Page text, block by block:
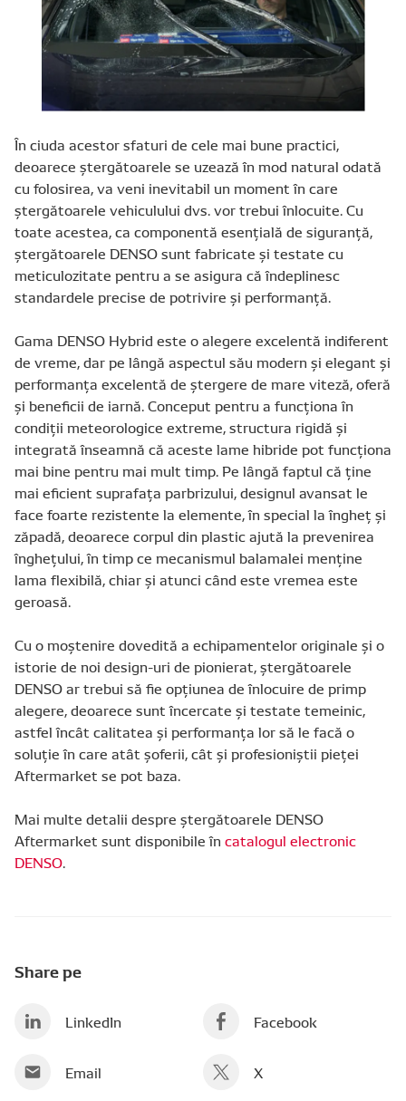
În ciuda acestor sfaturi de cele mai bune practici,
deoarece ștergătoarele se uzează în mod natural odată
cu folosirea, va veni inevitabil un moment în care
ștergătoarele vehiculului dvs. vor trebui înlocuite. Cu
toate acestea, ca componentă esențială de siguranță,
ștergătoarele DENSO sunt fabricate și testate cu
meticulozitate pentru a se asigura că îndeplinesc
standardele precise de potrivire și performanță.
Gama DENSO Hybrid este o alegere excelentă indiferent
de vreme, dar pe lângă aspectul său modern și elegant și
performanța excelentă de ștergere de mare viteză, oferă
și beneficii de iarnă. Conceput pentru a funcționa în
condiții meteorologice extreme, structura rigidă și
integrată înseamnă că aceste lame hibride pot funcționa
mai bine pentru mai mult timp. Pe lângă faptul că ține
mai eficient suprafața parbrizului, designul avansat le
face foarte rezistente la elemente, în special la îngheț și
zăpadă, deoarece corpul din plastic ajută la prevenirea
înghețului, în timp ce mecanismul balamalei menține
lama flexibilă, chiar și atunci când este vremea este
geroasă.
Cu o moștenire dovedită a echipamentelor originale și o
istorie de noi design-uri de pionierat, ștergătoarele
DENSO ar trebui să fie opțiunea de înlocuire de primp
alegere, deoarece sunt încercate și testate temeinic,
astfel încât calitatea și performanța lor să le facă o
soluție în care atât șoferii, cât și profesioniștii pieței
Aftermarket se pot baza.
Mai multe detalii despre ștergătoarele DENSO
Aftermarket sunt disponibile în catalogul electronic
DENSO.
Share pe
LinkedIn Facebook
Email X